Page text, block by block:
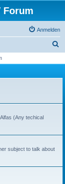
Forum
Anmelden
h
(Any techical
subject to talk about